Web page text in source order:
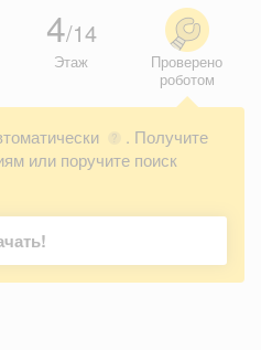
4/14
Этаж
Проверено
роботом
?
. Получите
или поручите поиск